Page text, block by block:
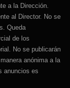
a la Dirección.
al Director. No se
Queda
de los
No se publicarán
anónima a la
anuncios es